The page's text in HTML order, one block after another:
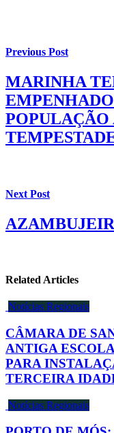
Previous Post
MARINHA
Next Post
Related Articles
Notícias Regionais
CÂMARA DE
ANTIGA
PARA
TERCEIRA
Notícias Regionais